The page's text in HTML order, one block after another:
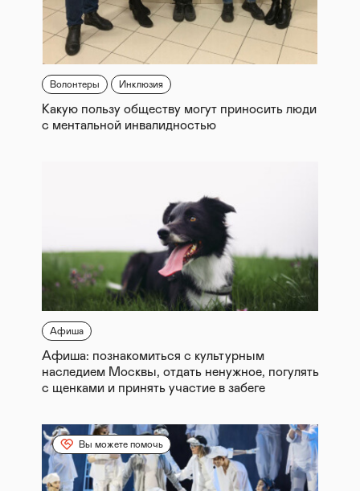
Волонтеры Инклюзия
Какую пользу обществу могут приносить люди
с ментальной инвалидностью
Афиша
Афиша: познакомиться с культурным
наследием Москвы, отдать ненужное, погулять
с щенками и принять участие в забеге
Вы можете помочь